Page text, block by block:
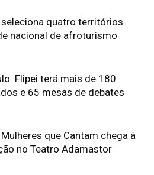
quatro territórios
nacional de afroturismo
Flipei terá mais de 180
e 65 mesas de debates
que Cantam chega à
no Teatro Adamastor